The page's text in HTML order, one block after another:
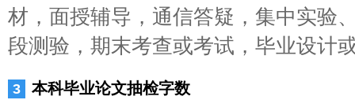
材，面授辅导，通信答疑，集中实验
段测验，期末考查或考试，毕业设计
本科毕业论文抽检字数